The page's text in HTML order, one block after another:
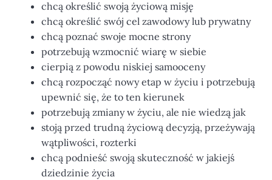
chcą określić swoją życiową misję
chcą określić swój cel zawodowy lub prywatny
chcą poznać swoje mocne strony
potrzebują wzmocnić wiarę w siebie
cierpią z powodu niskiej samooceny
chcą rozpocząć nowy etap w życiu i potrzebują
upewnić się, że to ten kierunek
potrzebują zmiany w życiu, ale nie wiedzą jak
stoją przed trudną życiową decyzją, przeżywają
wątpliwości, rozterki
chcą podnieść swoją skuteczność w jakiejś
dziedzinie życia